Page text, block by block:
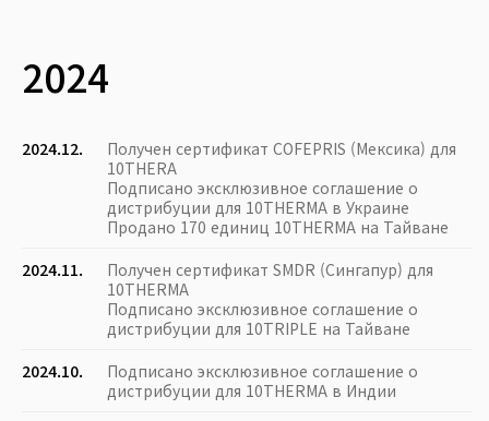
2024
2024.12.
Получен сертификат COFEPRIS (Мексика) для
10THERA
Подписано эксклюзивное соглашение о
дистрибуции для 10THERMA в Украине
Продано 170 единиц 10THERMA на Тайване
2024.11.
Получен сертификат SMDR (Сингапур) для
10THERMA
Подписано эксклюзивное соглашение о
дистрибуции для 10TRIPLE на Тайване
2024.10.
Подписано эксклюзивное соглашение о
дистрибуции для 10THERMA в Индии